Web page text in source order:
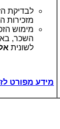
לבדיקת
מזכירות
מימוש
השכר,
לשונית
מידע מפורט